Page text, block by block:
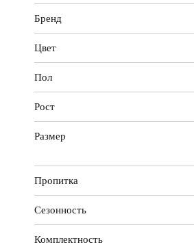
Бренд
Цвет
Пол
Рост
Размер
Пропитка
Сезонность
Комплектность